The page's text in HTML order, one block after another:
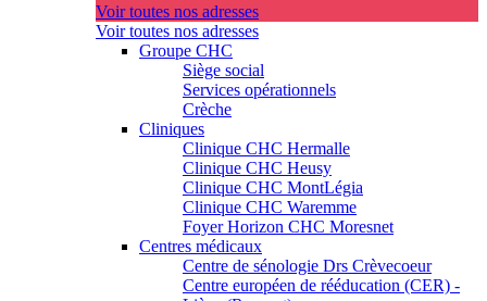
Voir toutes nos adresses
Voir toutes nos adresses
Groupe CHC
Siège social
Services opérationnels
Crèche
Cliniques
Clinique CHC Hermalle
Clinique CHC Heusy
Clinique CHC MontLégia
Clinique CHC Waremme
Foyer Horizon CHC Moresnet
Centres médicaux
Centre de sénologie Drs Crèvecoeur
Centre européen de rééducation (CER) -